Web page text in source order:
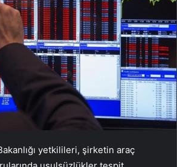
yetkilileri, şirketin araç